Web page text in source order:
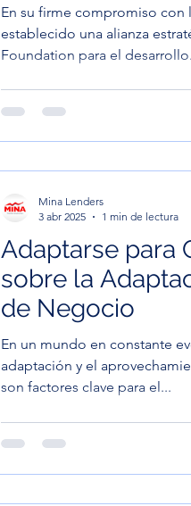
En su firme compromiso con
establecido una alianza
Foundation para el
Adaptarse para
sobre la
de Negocio
En un mundo en constante
adaptación y el
son factores clave para el...
Mina Lenders
3 abr 2025
1 min de lectura